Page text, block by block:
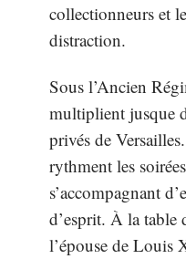
collectionneurs et
distraction.
Sous l’Ancien
multiplient jusque
privés de
rythment les
s’accompagnant
d’esprit. À la table
l’épouse de Louis